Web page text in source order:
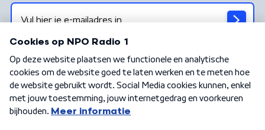
Algemene voorwaarden